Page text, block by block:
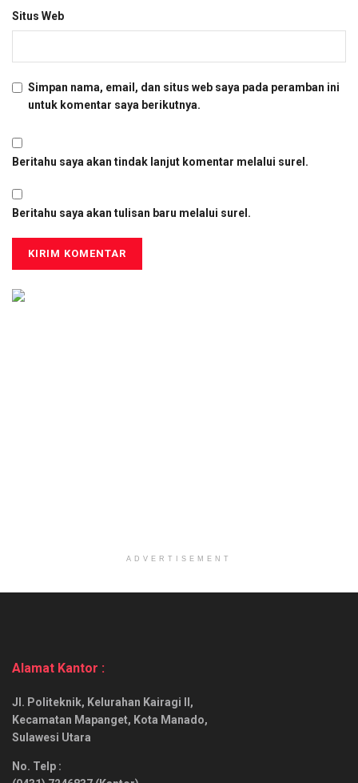
Situs Web
Simpan nama, email, dan situs web saya pada peramban ini
untuk komentar saya berikutnya.
Beritahu saya akan tindak lanjut komentar melalui surel.
Beritahu saya akan tulisan baru melalui surel.
ADVERTISEMENT
Alamat Kantor :
Jl. Politeknik, Kelurahan Kairagi II,
Kecamatan Mapanget, Kota Manado,
Sulawesi Utara
No. Telp :